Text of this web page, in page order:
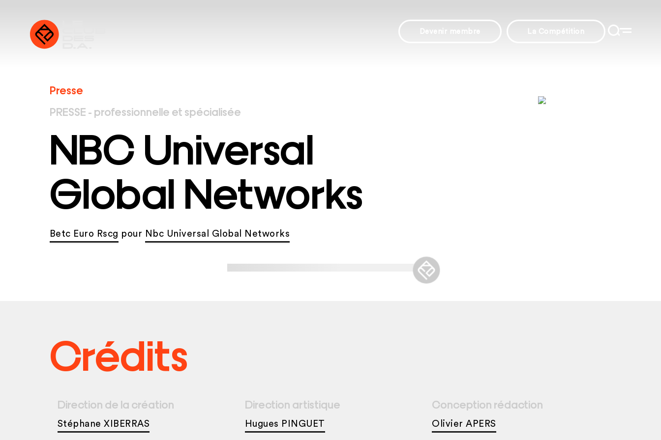
Devenir membre La Compétition
Presse
PRESSE - professionnelle et spécialisée
NBC Universal
Global Networks
Betc Euro Rscg pour Nbc Universal Global Networks
Crédits
Direction de la création
Stéphane XIBERRAS
Direction artistique
Hugues PINGUET
Conception rédaction
Olivier APERS